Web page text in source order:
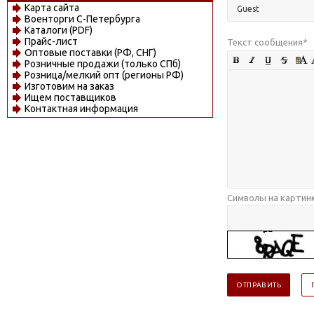
Карта сайта
Военторги С-Петербурга
Каталоги (PDF)
Прайс-лист
Оптовые поставки (РФ, СНГ)
Розничные продажи (только СПб)
Розница/мелкий опт (регионы РФ)
Изготовим на заказ
Ищем поставщиков
Контактная информация
Текст сообщения*
Символы на